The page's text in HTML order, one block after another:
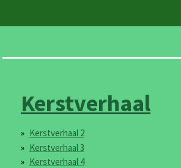
Kerstverhaal
Kerstverhaal 2
Kerstverhaal 3
Kerstverhaal 4